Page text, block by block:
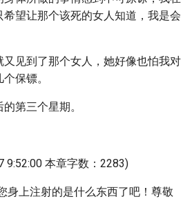
望让那个该死的女人知道，我是会
见到了那个女人，她好像也怕我对
保镖。
第三个星期。
9:52:00 本章字数：2283)
身上注射的是什么东西了吧！尊敬